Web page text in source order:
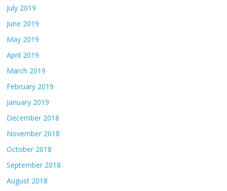
July 2019
June 2019
May 2019
April 2019
March 2019
February 2019
January 2019
December 2018
November 2018
October 2018
September 2018
August 2018